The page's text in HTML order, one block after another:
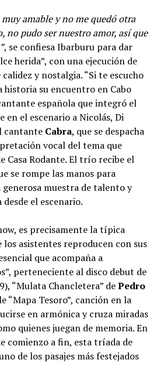
amable y no me quedó otra
no pudo ser nuestro amor, así que
, se confiesa Ibarburu para dar
herida”, con una ejecución de
y nostalgia. “Si te escucho
historia su encuentro en Cabo
española que integró el
en el escenario a Nicolás, Di
cantante Cabra, que se despacha
vocal del tema que
Casa Rodante. El trío recibe el
se rompe las manos para
muestra de talento y
el escenario.
es precisamente la típica
los asistentes reproducen con sus
que acompaña a
perteneciente al disco debut de
“Mulata Chancletera” dePedro
“Mapa Tesoro”, canción en la
en armónica y cruza miradas
quienes juegan de memoria. En
comienzo a fin, esta tríada de
de los pasajes más festejados